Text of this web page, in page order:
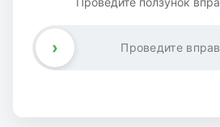
Проведите
›